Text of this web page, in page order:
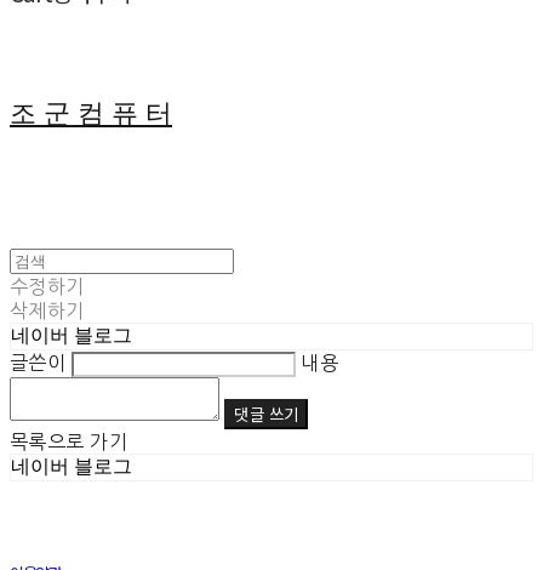
조 군 컴 퓨 터
수정하기
삭제하기
네이버 블로그
글쓴이 내용
댓글 쓰기
목록으로 가기
네이버 블로그